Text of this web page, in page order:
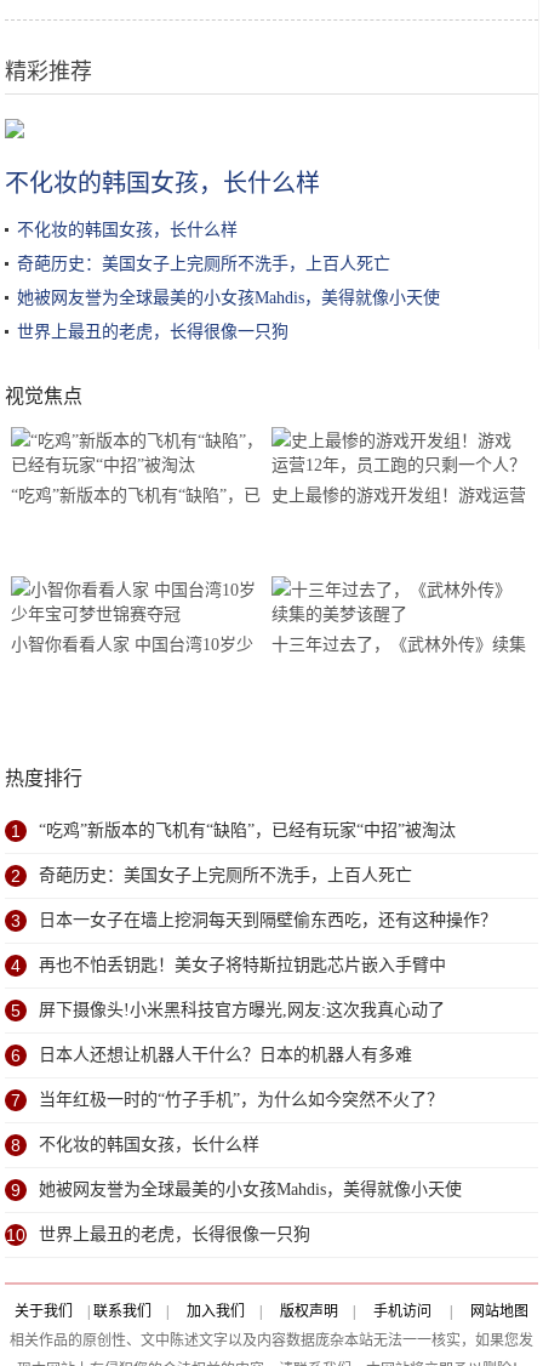
精彩推荐
不化妆的韩国女孩，长什么样
不化妆的韩国女孩，长什么样
奇葩历史：美国女子上完厕所不洗手，上百人死亡
她被网友誉为全球最美的小女孩Mahdis，美得就像小天使
世界上最丑的老虎，长得很像一只狗
视觉焦点
“吃鸡”新版本的飞机有“缺陷”，已
史上最惨的游戏开发组！游戏运营
小智你看看人家 中国台湾10岁少
十三年过去了，《武林外传》续集
热度排行
1 “吃鸡”新版本的飞机有“缺陷”，已经有玩家“中招”被淘汰
2 奇葩历史：美国女子上完厕所不洗手，上百人死亡
3 日本一女子在墙上挖洞每天到隔壁偷东西吃，还有这种操作？
4 再也不怕丢钥匙！美女子将特斯拉钥匙芯片嵌入手臂中
5 屏下摄像头!小米黑科技官方曝光,网友:这次我真心动了
6 日本人还想让机器人干什么？日本的机器人有多难
7 当年红极一时的“竹子手机”，为什么如今突然不火了？
8 不化妆的韩国女孩，长什么样
9 她被网友誉为全球最美的小女孩Mahdis，美得就像小天使
10 世界上最丑的老虎，长得很像一只狗
关于我们 联系我们 加入我们 版权声明 手机访问
网站地图
相关作品的原创性、文中陈述文字以及内容数据庞杂本站无法一一核实，如果您发